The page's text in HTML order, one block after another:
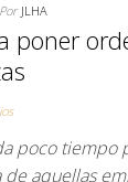
Por JLHA
poner
poco tiempo
aquellas